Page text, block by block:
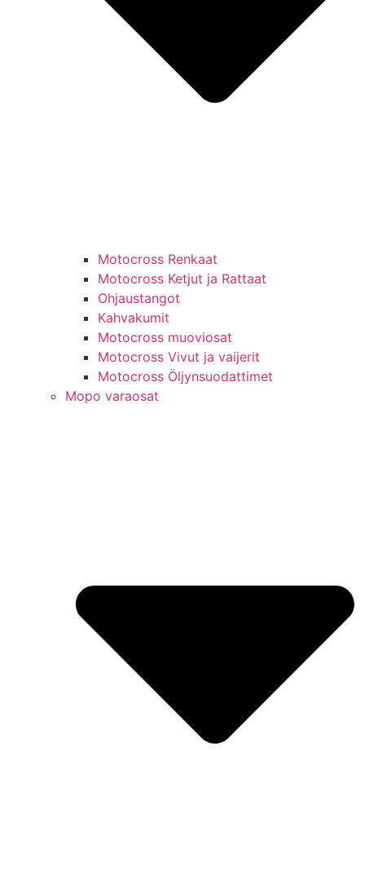
Motocross Renkaat
Motocross Ketjut ja Rattaat
Ohjaustangot
Kahvakumit
Motocross muoviosat
Motocross Vivut ja vaijerit
Motocross Öljynsuodattimet
Mopo varaosat